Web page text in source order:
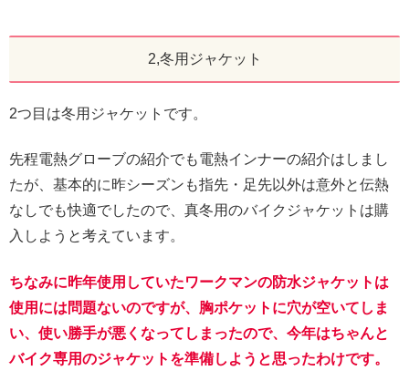
2,冬用ジャケット
2つ目は冬用ジャケットです。
先程電熱グローブの紹介でも電熱インナーの紹介はしまし
たが、基本的に昨シーズンも指先・足先以外は意外と伝熱
なしでも快適でしたので、真冬用のバイクジャケットは購
入しようと考えています。
ちなみに昨年使用していたワークマンの防水ジャケットは
使用には問題ないのですが、胸ポケットに穴が空いてしま
い、使い勝手が悪くなってしまったので、今年はちゃんと
バイク専用のジャケットを準備しようと思ったわけです。